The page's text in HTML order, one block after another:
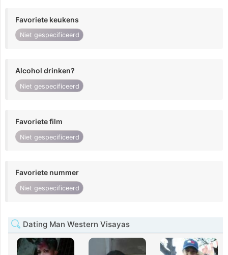
Favoriete keukens
Niet gespecificeerd
Alcohol drinken?
Niet gespecificeerd
Favoriete film
Niet gespecificeerd
Favoriete nummer
Niet gespecificeerd
Dating Man Western Visayas